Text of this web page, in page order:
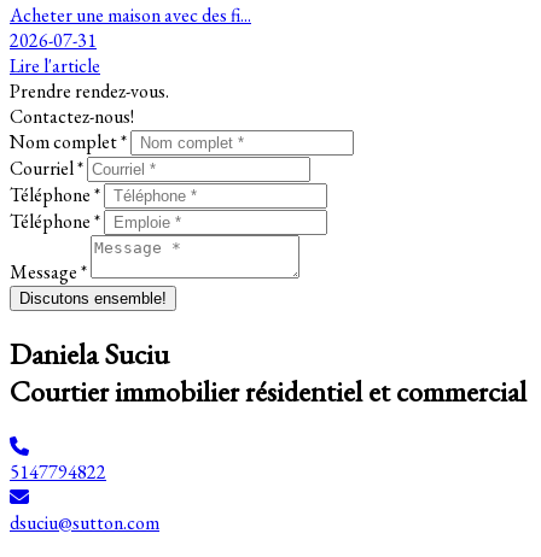
Acheter une maison avec des fi...
2026-07-31
Lire l'article
Prendre rendez-vous.
Contactez-nous!
Nom complet *
Courriel *
Téléphone *
Téléphone *
Message *
Discutons ensemble!
Daniela Suciu
Courtier immobilier résidentiel et commercial
5147794822
dsuciu@sutton.com